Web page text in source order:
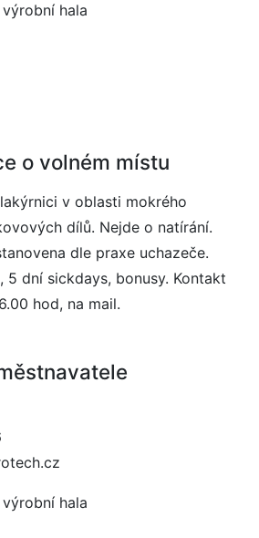
hala
o volném místu
v oblasti mokrého
dílů. Nejde o natírání.
dle praxe uchazeče.
5 dní sickdays, bonusy. Kontakt
hod, na mail.
hala